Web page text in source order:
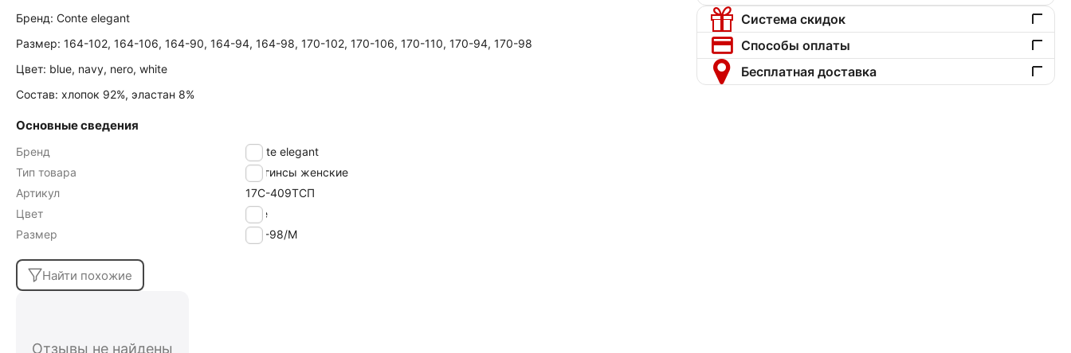
Система скидок
Способы оплаты
Бесплатная доставка
Бренд: Conte elegant
Размер: 164-102, 164-106, 164-90, 164-94, 164-98, 170-102, 170-106, 170-110, 170-94, 170-98
Цвет: blue, navy, nero, white
Состав: хлопок 92%, эластан 8%
Основные сведения
Бренд
Conte elegant
Тип товара
Леггинсы женские
Артикул
17С-409ТСП
Цвет
blue
Размер
170-98/M
Найти похожие
Отзывы не найдены